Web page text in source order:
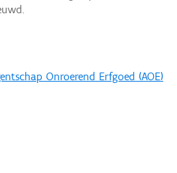
Onroerend Erfgoed (AOE)